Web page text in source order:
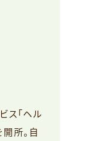
「ヘル
所。自